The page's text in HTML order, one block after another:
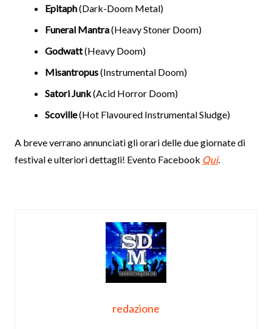
Epitaph(Dark-Doom Metal)
Funeral Mantra(Heavy Stoner Doom)
Godwatt(Heavy Doom)
Misantropus(Instrumental Doom)
Satori Junk(Acid Horror Doom)
Scoville(Hot Flavoured Instrumental Sludge)
A breve verrano annunciati gli orari delle due giornate di
festival e ulteriori dettagli! Evento Facebook Qui.
redazione